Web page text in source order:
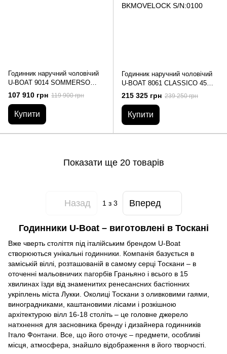
Годинник наручний чоловічий
U-BOAT 9014 SOMMERSO
BLUE S/N:0528
107 910 грн 119 900 грн
Купити
Годинник наручний чоловічий
U-BOAT 8061 CLASSICO 45
TITANIO TUNGSTENO CA
BKMOVELOCK S/N:0100
215 325 грн 239 250 грн
Купити
Показати ще 20 товарів
Назад 1з 3 Вперед
Годинники U-Boat – виготовлені в Тоскані
Вже чверть століття під італійським брендом U-Boat
створюються унікальні годинники. Компанія базується в
заміській віллі, розташованій в самому серці Тоскани – в
оточенні мальовничих пагорбів Граньяно і всього в 15
хвилинах їзди від знаменитих ренесансних бастіонних
укріплень міста Лукки. Околиці Тоскани з оливковими гаями,
виноградниками, каштановими лісами і розкішною
архітектурою вілл 16-18 століть – це головне джерело
натхнення для засновника бренду і дизайнера годинників
Італо Фонтани. Все, що його оточує – предмети, особливі
місця, атмосфера, знайшло відображення в його творчості.